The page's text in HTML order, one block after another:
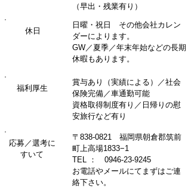
（早出・残業有り）
休日
日曜・祝日 その他会社カレン
ダーによります。
GW／夏季／年末年始などの長期
休暇もあります。
福利厚生
賞与あり（実績による）／社会
保険完備／車通勤可能
資格取得制度有り／​日帰りの慰
安旅行など有り
​応募／選考に
すいて
〒838-0821​ 福岡県朝倉郡筑前
町上高場1833−1
TEL ：
0946-23-9245
お電話やメールにてまずはご連
絡下さい。